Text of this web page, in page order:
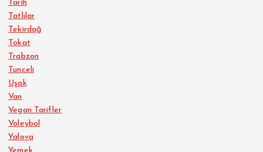
Tarih
Tatlılar
Tekirdağ
Tokat
Trabzon
Tunceli
Uşak
Van
Vegan Tarifler
Voleybol
Yalova